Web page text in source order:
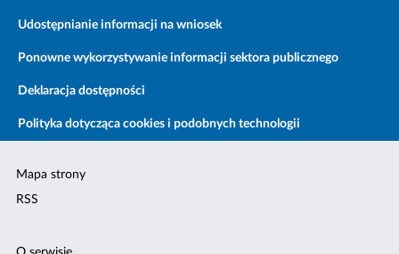
Udostępnianie informacji na wniosek
Ponowne wykorzystywanie informacji sektora publicznego
Deklaracja dostępności
Polityka dotycząca cookies i podobnych technologii
Mapa strony
RSS